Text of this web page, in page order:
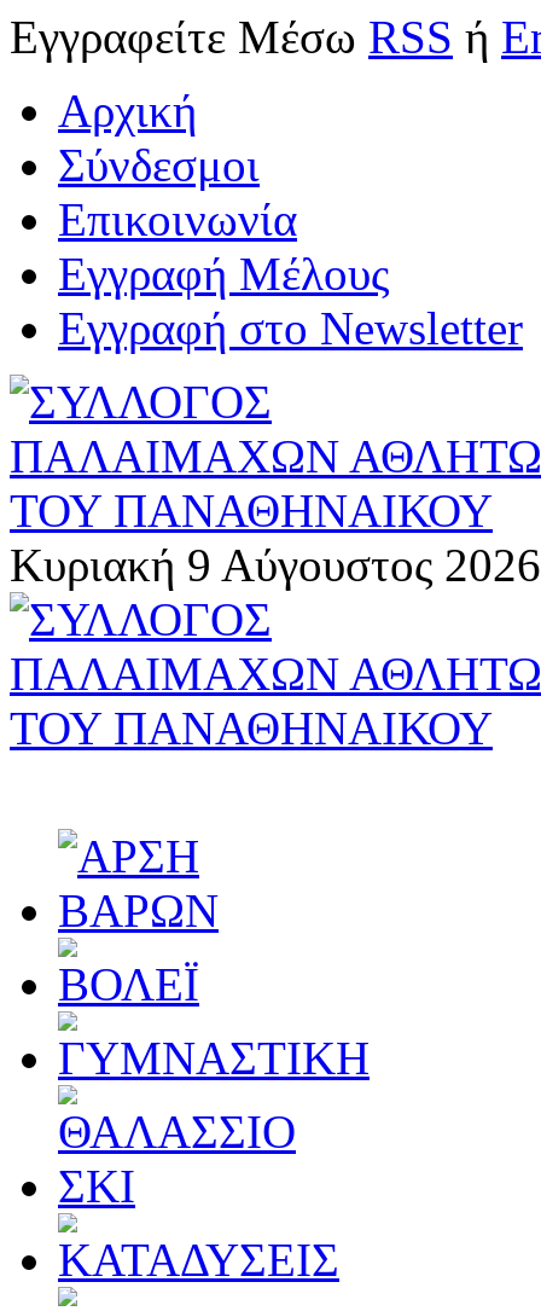
Εγγραφείτε Μέσω RSS ή
Αρχική
Σύνδεσμοι
Επικοινωνία
Εγγραφή Μέλους
Εγγραφή στο Newsletter
Κυριακή 9 Αύγουστος